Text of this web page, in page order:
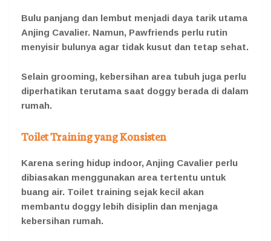
Bulu panjang dan lembut menjadi daya tarik utama
Anjing Cavalier. Namun, Pawfriends perlu rutin
menyisir bulunya agar tidak kusut dan tetap sehat.
Selain grooming, kebersihan area tubuh juga perlu
diperhatikan terutama saat doggy berada di dalam
rumah.
Toilet Training yang Konsisten
Karena sering hidup indoor, Anjing Cavalier perlu
dibiasakan menggunakan area tertentu untuk
buang air. Toilet training sejak kecil akan
membantu doggy lebih disiplin dan menjaga
kebersihan rumah.